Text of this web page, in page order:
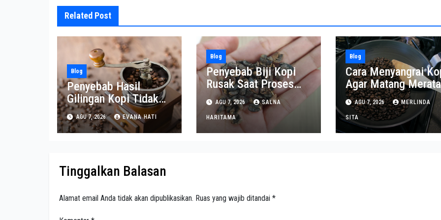
Related Post
Blog
Penyebab Hasil
Gilingan Kopi Tidak
Konsisten dan
Solusinya
AGU 7, 2026 EVANA HATI
Blog
Penyebab Biji Kopi
Rusak Saat Proses
Pengupasan
AGU 7, 2026 SALNA
HARITAMA
Blog
Cara Menyangrai
Agar Matang Merata
dan Tahan Lama
AGU 7, 2026 MERLINDA
SITA
Tinggalkan Balasan
Alamat email Anda tidak akan dipublikasikan. Ruas yang wajib ditandai *